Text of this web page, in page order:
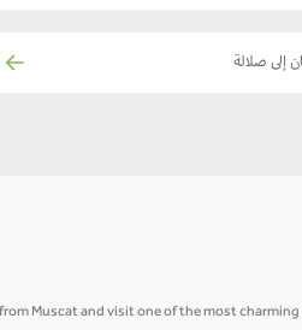
إلى صلالة
Muscat and visit one of the most charming